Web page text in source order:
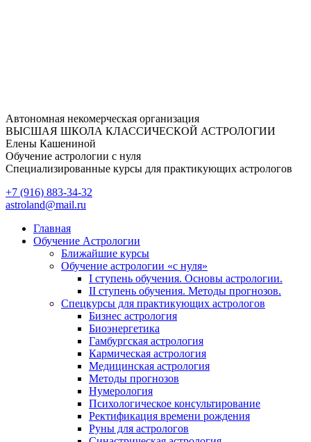
Автономная некомерческая организация
ВЫСШАЯ ШКОЛА КЛАССИЧЕСКОЙ АСТРОЛОГИИ
Елены Кашениной
Обучение астрологии с нуля
Специализированные курсы для практикующих астрологов
+7 (916) 883-34-32
astroland@mail.ru
Главная
Обучение Астрологии
Ближайшие курсы
Обучение астрологии «с нуля»
I ступень обучения. Основы астрологии.
II ступень обучения. Методы прогнозов.
Спецкурсы для практикующих астрологов
Бизнес астрология
Биоэнергетика
Гамбургская астрология
Кармическая астрология
Медицинская астрология
Методы прогнозов
Нумерология
Психологическое консультирование
Ректификация времени рождения
Руны для астрологов